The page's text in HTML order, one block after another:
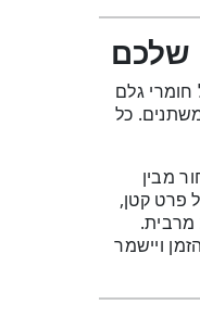
שלכם
גלם
כל
מבין
פרט קטן,
מרבית.
ויישמר